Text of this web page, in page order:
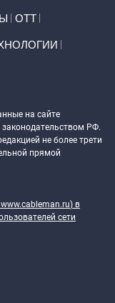
ОТТ
на сайте
законодательством РФ.
не более трети
прямой
www.cableman.ru) в
сети